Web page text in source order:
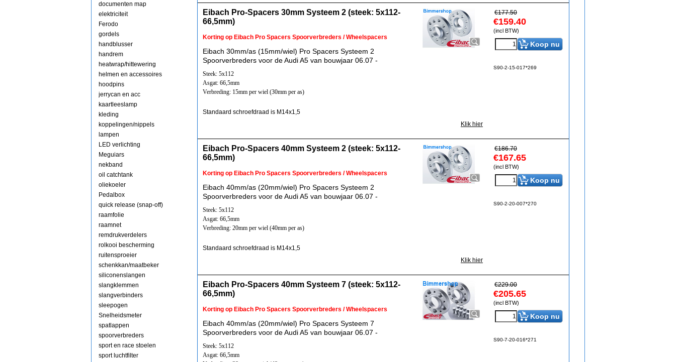
documenten map
elektriciteit
Ferodo
gordels
handblusser
handrem
heatwrap/hittewering
helmen en accessoires
hoodpins
jerrycan en acc
kaartleeslamp
kleding
koppelingen/nippels
lampen
LED verlichting
Meguiars
nekband
oil catchtank
oliekoeler
Pedalbox
quick release (snap-off)
raamfolie
raamnet
remdrukverdelers
rolkooi bescherming
ruitensproeier
schenkkan/maatbeker
siliconenslangen
slangklemmen
slangverbinders
sleepogen
Snelheidsmeter
spatlappen
spoorverbreders
sport en race stoelen
sport luchtfilter
€177.50
€159.40
(incl BTW)
Koop nu
S90-2-15-017*269
Eibach Pro-Spacers 30mm Systeem 2 (steek: 5x112-
66,5mm)
Korting op Eibach Pro Spacers Spoorverbreders / Wheelspacers
Eibach 30mm/as (15mm/wiel) Pro Spacers Systeem 2
Spoorverbreders voor de Audi A5 van bouwjaar 06.07 -
Steek: 5x112
Asgat: 66,5mm
Verbreding: 15mm per wiel (30mm per as)
Standaard schroefdraad is M14x1,5
Klik hier
€186.70
€167.65
(incl BTW)
Koop nu
S90-2-20-007*270
Eibach Pro-Spacers 40mm Systeem 2 (steek: 5x112-
66,5mm)
Korting op Eibach Pro Spacers Spoorverbreders / Wheelspacers
Eibach 40mm/as (20mm/wiel) Pro Spacers Systeem 2
Spoorverbreders voor de Audi A5 van bouwjaar 06.07 -
Steek: 5x112
Asgat: 66,5mm
Verbreding: 20mm per wiel (40mm per as)
Standaard schroefdraad is M14x1,5
Klik hier
€229.00
€205.65
(incl BTW)
Koop nu
S90-7-20-016*271
Eibach Pro-Spacers 40mm Systeem 7 (steek: 5x112-
66,5mm)
Korting op Eibach Pro Spacers Spoorverbreders / Wheelspacers
Eibach 40mm/as (20mm/wiel) Pro Spacers Systeem 7
Spoorverbreders voor de Audi A5 van bouwjaar 06.07 -
Steek: 5x112
Asgat: 66,5mm